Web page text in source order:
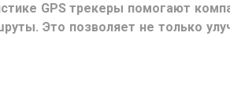
GPS трекеры помогают
Это позволяет не только